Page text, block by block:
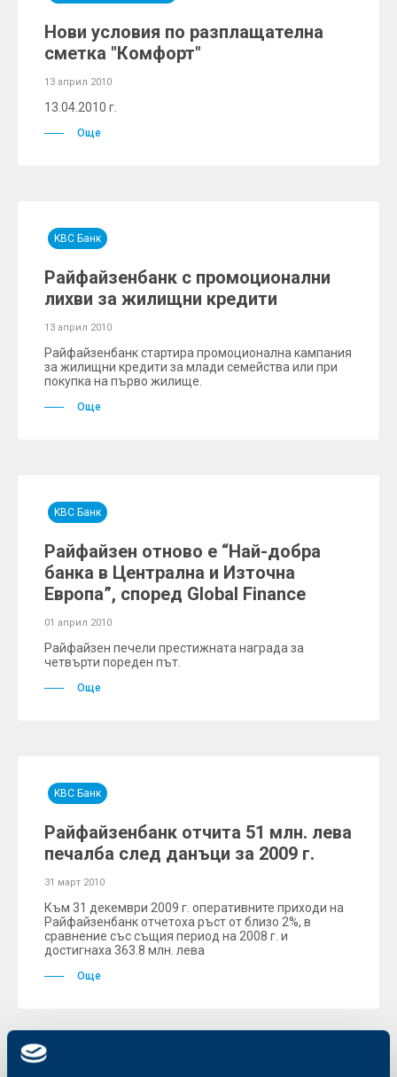
Нови условия по разплащателна
сметка "Комфорт"
13 април 2010
13.04.2010 г.
Още
KBC Банк
Райфайзенбанк с промоционални
лихви за жилищни кредити
13 април 2010
Райфайзенбанк стартира промоционална кампания
за жилищни кредити за млади семейства или при
покупка на първо жилище.
Още
KBC Банк
Райфайзен отново е “Най-добра
банка в Централна и Източна
Европа”, според Global Finance
01 април 2010
Райфайзен печели престижната награда за
четвърти пореден път.
Още
KBC Банк
Райфайзенбанк отчита 51 млн. лева
печалба след данъци за 2009 г.
31 март 2010
Към 31 декември 2009 г. оперативните приходи на
Райфайзенбанк отчетоха ръст от близо 2%, в
сравнение със същия период на 2008 г. и
достигнаха 363.8 млн. лева
Още